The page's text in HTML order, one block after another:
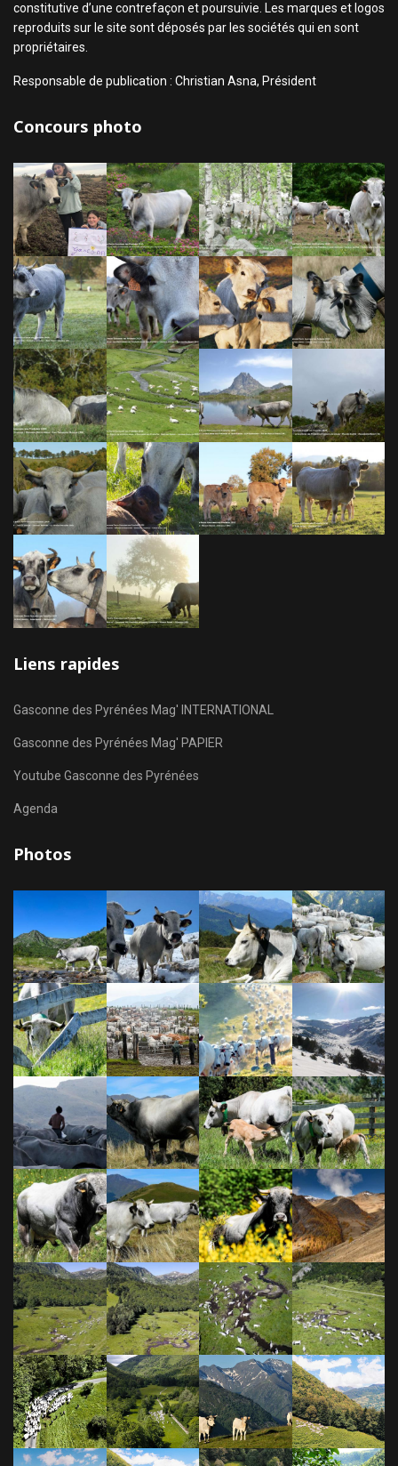
constitutive d’une contrefaçon et poursuivie. Les marques et logos
reproduits sur le site sont déposés par les sociétés qui en sont
propriétaires.
Responsable de publication : Christian Asna, Président
Concours photo
Liens rapides
Gasconne des Pyrénées Mag' INTERNATIONAL
Gasconne des Pyrénées Mag' PAPIER
Youtube Gasconne des Pyrénées
Agenda
Photos